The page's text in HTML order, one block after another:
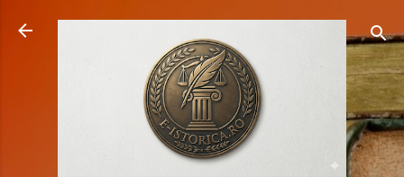
Treceți la conținutul principal